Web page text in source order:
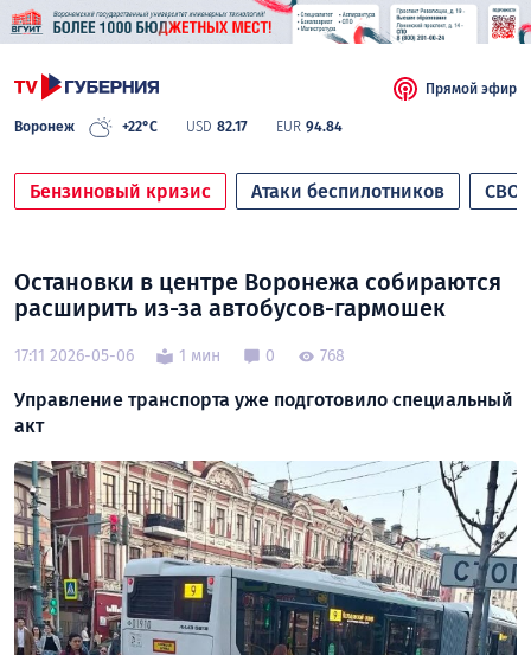
Воронеж +22°C USD 82.17 EUR 94.84
Прямой эфир
Бензиновый кризис Атаки беспилотников СВО
Остановки в центре Воронежа собираются
расширить из-за автобусов-гармошек
17:11 2026-05-06 1 мин 0 768
Управление транспорта уже подготовило специальный
акт